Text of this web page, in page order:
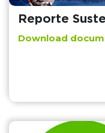
Reporte
Download